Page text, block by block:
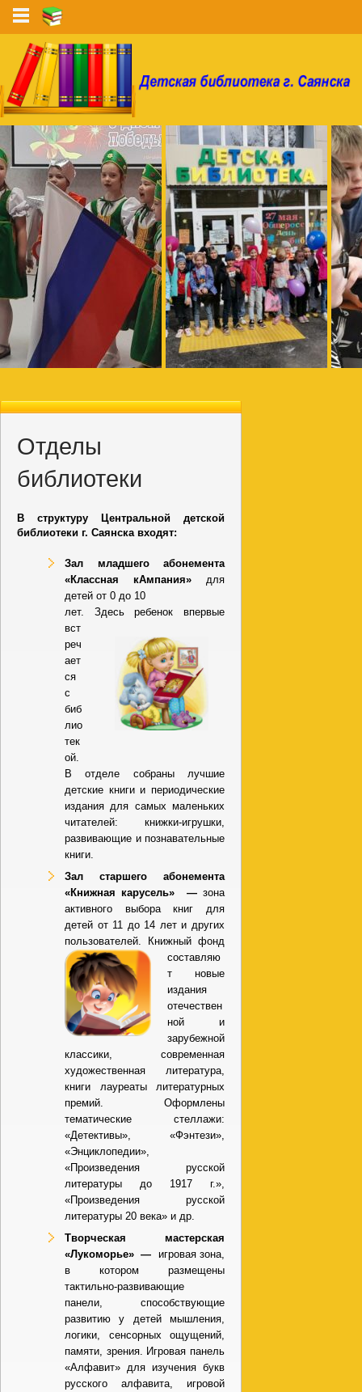
Отделы
библиотеки
В структуру Центральной детской
библиотеки г. Саянска входят:
Зал младшего абонемента
«Классная кАмпания» для
детей от 0 до 10
лет. Здесь ребенок впервые
вст
реч
ает
ся
с
биб
лио
тек
ой.
В отделе собраны лучшие
детские книги и периодические
издания для самых маленьких
читателей: книжки-игрушки,
развивающие и познавательные
книги.
Зал старшего абонемента
«Книжная карусель» — зона
активного выбора книг для
детей от 11 до 14 лет и других
пользователей. Книжный фонд
составляю
т новые
издания
отечествен
ной и
зарубежной
классики, современная
художественная литература,
книги лауреаты литературных
премий. Оформлены
тематические стеллажи:
«Детективы», «Фэнтези»,
«Энциклопедии»,
«Произведения русской
литературы до 1917 г.»,
«Произведения русской
литературы 20 века» и др.
Творческая мастерская
«Лукоморье» — игровая зона,
в котором размещены
тактильно-развивающие
панели, способствующие
развитию у детей мышления,
логики, сенсорных ощущений,
памяти, зрения. Игровая панель
«Алфавит» для изучения букв
русского алфавита, игровой